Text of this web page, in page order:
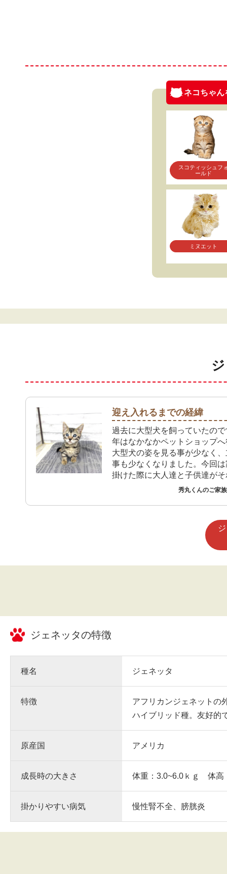
ネコちゃん
スコティッシュフ
ールド
ミヌエット
迎え入れるまでの経緯
過去に大型犬を飼っていたの
年はなかなかペットショップ
大型犬の姿を見る事が少なく
事も少なくなりました。今回
掛けた際に大人達と子供達が
別々の行動をした際に子供達
の可愛らしさは猫とは思えな
な)しぐさ、態度に惚れてしま
でも動物の短命さには今まで
もして来ましたし、可愛いだ
ない事は痛感していますので
で迎え入れるか話し合いしま
秀丸くんのご家
ジェネッタの特徴
種名 ジェネッタ
特徴
アフリカンジェネットの
ハイブリッド種。友好的
原産国 アメリカ
成長時の大きさ 体重：3.0~6.0ｋｇ 体高
掛かりやすい病気 慢性腎不全、膀胱炎